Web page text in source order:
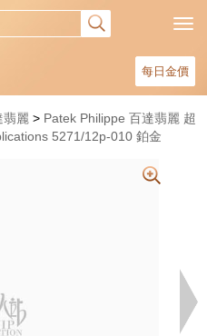
每日金價
翡麗
Patek Philippe 百達翡麗 超
5271/12p-010 鉑金